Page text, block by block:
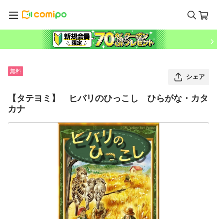
無料
シェア
【タテヨミ】 ヒバリのひっこし ひらがな・カタ
カナ